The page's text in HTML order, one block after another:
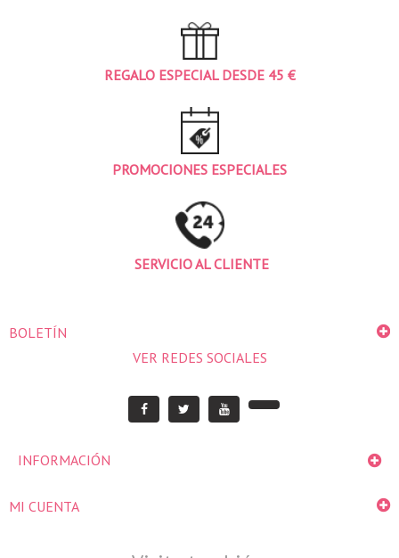
REGALO ESPECIAL DESDE 45 €
PROMOCIONES ESPECIALES
SERVICIO AL CLIENTE
BOLETÍN
VER REDES SOCIALES
INFORMACIÓN
MI CUENTA